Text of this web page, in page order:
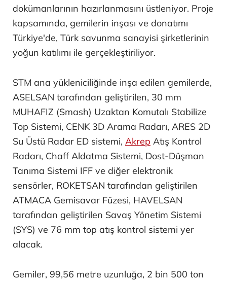
dokümanlarının hazırlanmasını üstleniyor. Proje
kapsamında, gemilerin inşası ve donatımı
Türkiye'de, Türk savunma sanayisi şirketlerinin
yoğun katılımı ile gerçekleştiriliyor.
STM ana yükleniciliğinde inşa edilen gemilerde,
ASELSAN tarafından geliştirilen, 30 mm
MUHAFIZ (Smash) Uzaktan Komutalı Stabilize
Top Sistemi, CENK 3D Arama Radarı, ARES 2D
Su Üstü Radar ED sistemi, Akrep Atış Kontrol
Radarı, Chaff Aldatma Sistemi, Dost-Düşman
Tanıma Sistemi IFF ve diğer elektronik
sensörler, ROKETSAN tarafından geliştirilen
ATMACA Gemisavar Füzesi, HAVELSAN
tarafından geliştirilen Savaş Yönetim Sistemi
(SYS) ve 76 mm top atış kontrol sistemi yer
alacak.
Gemiler, 99,56 metre uzunluğa, 2 bin 500 ton